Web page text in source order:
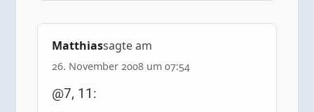
Matthiassagte am
26. November 2008 um 07:54
@7, 11: